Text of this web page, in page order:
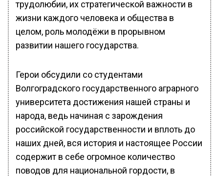
трудолюбии, их стратегической важности в
жизни каждого человека и общества в
целом, роль молодёжи в прорывном
развитии нашего государства.
Герои обсудили со студентами
Волгоградского государственного аграрного
университета достижения нашей страны и
народа, ведь начиная с зарождения
российской государственности и вплоть до
наших дней, вся история и настоящее России
содержит в себе огромное количество
поводов для национальной гордости, в